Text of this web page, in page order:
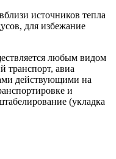
источников тепла
для избежание
любым видом
транспорт, авиа
действующими на
и
(укладка